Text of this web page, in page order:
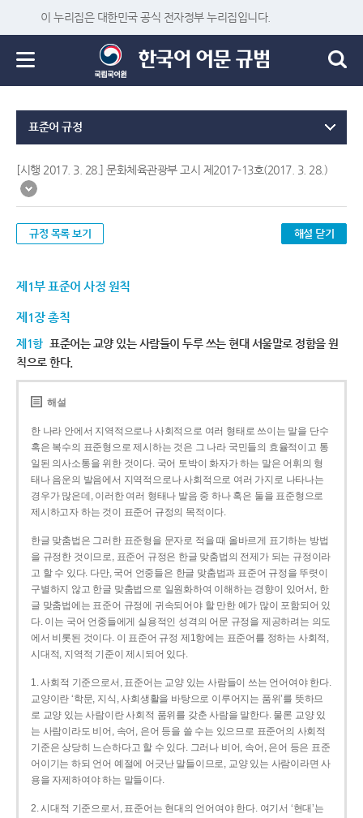
이 누리집은 대한민국 공식 전자정부 누리집입니다.
표준어 규정
[시행 2017. 3. 28.] 문화체육관광부 고시 제2017-13호(2017. 3. 28.)
규정 목록 보기 해설 닫기
제1부 표준어 사정 원칙
제1장 총칙
제1항 표준어는 교양 있는 사람들이 두루 쓰는 현대 서울말로 정함을 원
칙으로 한다.
해설
한 나라 안에서 지역적으로나 사회적으로 여러 형태로 쓰이는 말을 단수
혹은 복수의 표준형으로 제시하는 것은 그 나라 국민들의 효율적이고 통
일된 의사소통을 위한 것이다. 국어 토박이 화자가 하는 말은 어휘의 형
태나 음운의 발음에서 지역적으로나 사회적으로 여러 가지로 나타나는
경우가 많은데, 이러한 여러 형태나 발음 중 하나 혹은 둘을 표준형으로
제시하고자 하는 것이 표준어 규정의 목적이다.
한글 맞춤법은 그러한 표준형을 문자로 적을 때 올바르게 표기하는 방법
을 규정한 것이므로, 표준어 규정은 한글 맞춤법의 전제가 되는 규정이라
고 할 수 있다. 다만, 국어 언중들은 한글 맞춤법과 표준어 규정을 뚜렷이
구별하지 않고 한글 맞춤법으로 일원화하여 이해하는 경향이 있어서, 한
글 맞춤법에는 표준어 규정에 귀속되어야 할 만한 예가 많이 포함되어 있
다. 이는 국어 언중들에게 실용적인 성격의 어문 규정을 제공하려는 의도
에서 비롯된 것이다. 이 표준어 규정 제1항에는 표준어를 정하는 사회적,
시대적, 지역적 기준이 제시되어 있다.
1. 사회적 기준으로서, 표준어는 교양 있는 사람들이 쓰는 언어여야 한다.
교양이란 ‘학문, 지식, 사회생활을 바탕으로 이루어지는 품위’를 뜻하므
로 교양 있는 사람이란 사회적 품위를 갖춘 사람을 말한다. 물론 교양 있
는 사람이라도 비어, 속어, 은어 등을 쓸 수는 있으므로 표준어의 사회적
기준은 상당히 느슨하다고 할 수 있다. 그러나 비어, 속어, 은어 등은 표준
어이기는 하되 언어 예절에 어긋난 말들이므로, 교양 있는 사람이라면 사
용을 자제하여야 하는 말들이다.
2. 시대적 기준으로서, 표준어는 현대의 언어여야 한다. 여기서 ‘현대’는